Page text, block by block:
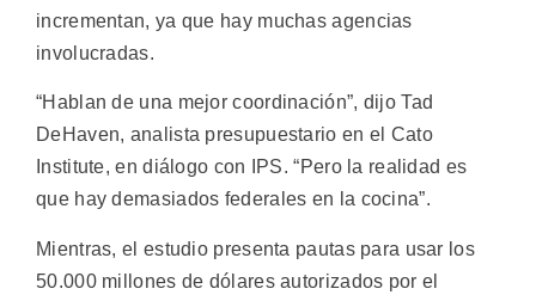
incrementan, ya que hay muchas agencias
involucradas.
“Hablan de una mejor coordinación”, dijo Tad
DeHaven, analista presupuestario en el Cato
Institute, en diálogo con IPS. “Pero la realidad es
que hay demasiados federales en la cocina”.
Mientras, el estudio presenta pautas para usar los
50.000 millones de dólares autorizados por el